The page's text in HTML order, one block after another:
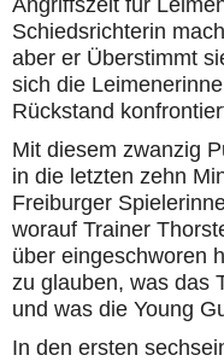
Angriffszeit für
Schiedsrichterin
aber er Überstimmt
sich die
Rückstand
Mit diesem zwanzig
in die letzten zehn
Freiburger
worauf Trainer
über eingeschworen
zu glauben, was das
und was die Young
In den ersten